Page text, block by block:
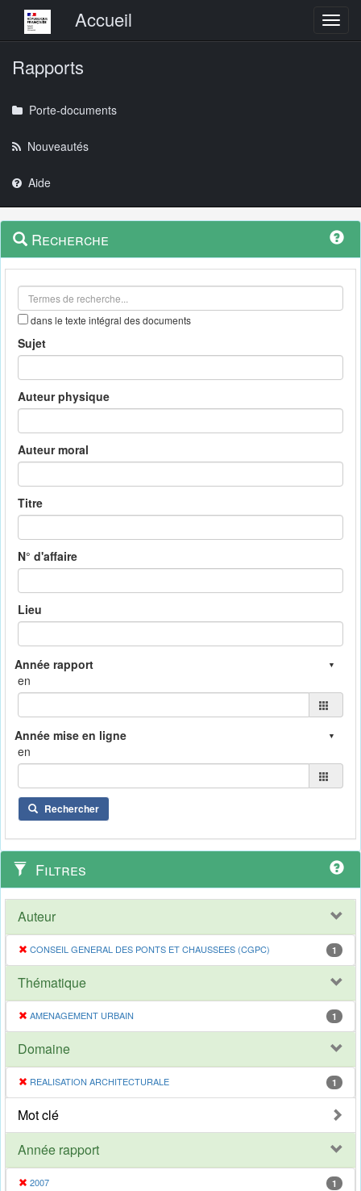
Menu principalAccueil
Rapports
Porte-documents
Nouveautés
Aide
Navigation
outils
Menu
contextuel
Recherche
dans le texte intégral des documents
Sujet
Auteur physique
Auteur moral
Titre
N° d'affaire
Lieu
en
en
Rechercher
Filtres
Auteur
CONSEIL GENERAL DES PONTS ET CHAUSSEES (CGPC) 1
Thématique
AMENAGEMENT URBAIN 1
Domaine
REALISATION ARCHITECTURALE 1
Mot clé
Année rapport
2007 1